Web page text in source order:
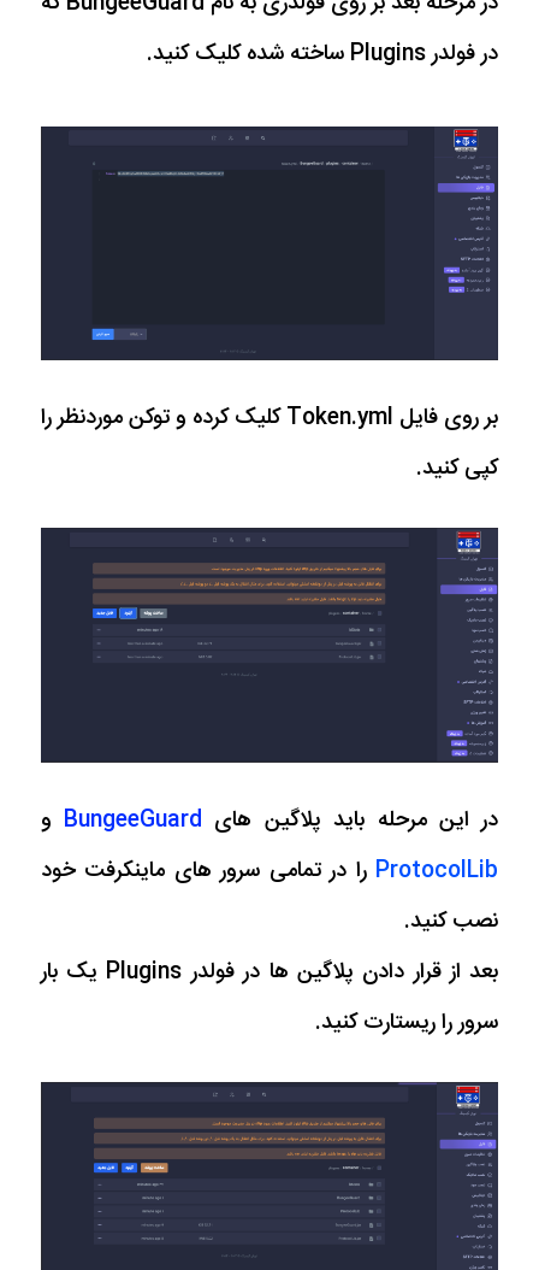
در فولدر Plugins ساخته شده کلیک کنید.
بر روی فایل Token.yml کلیک کرده و توکن موردنظر را
کپی کنید.
در این مرحله باید پلاگین های BungeeGuard و
ProtocolLib را در تمامی سرور های ماینکرفت خود
نصب کنید.
بعد از قرار دادن پلاگین ها در فولدر Plugins یک بار
سرور را ریستارت کنید.